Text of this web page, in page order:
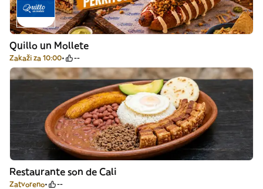
Quillo un Mollete
Zakaži za 10:00 --
Restaurante son de Cali
Zatvoreno --